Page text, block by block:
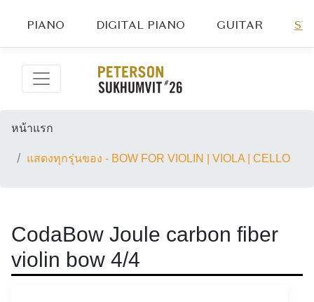
PIANO DIGITAL PIANO GUITAR
หน้าแรก
แสดงทุกรุ่นของ - BOW FOR VIOLIN | VIOLA | CELLO
CodaBow Joule carbon fiber
violin bow 4/4